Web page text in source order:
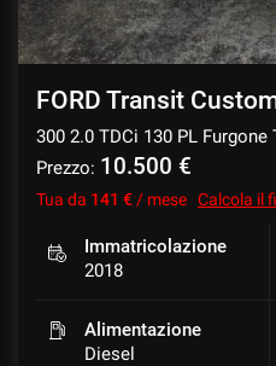
FORD Transit
300 2.0 TDCi 130 PL Furgone
Prezzo: 10.500 €
Tua da 141 € / mese Calcola il
Immatricolazione
2018
Alimentazione
Diesel